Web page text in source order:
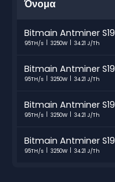
Όνομα
Bitmain Antminer S19
95TH/s 3250W 34.21 J/Th
Bitmain Antminer S19
95TH/s 3250W 34.21 J/Th
Bitmain Antminer S19
95TH/s 3250W 34.21 J/Th
Bitmain Antminer S19
95TH/s 3250W 34.21 J/Th